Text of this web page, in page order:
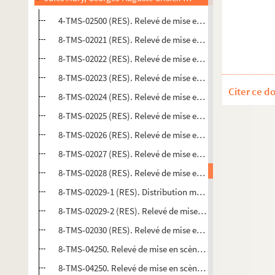
4-TMS-02500 (RES). Relevé de mise en scène. 1
8-TMS-02021 (RES). Relevé de mise en scène. 2
8-TMS-02022 (RES). Relevé de mise en scène. 3
8-TMS-02023 (RES). Relevé de mise en scène. 4. Mise en
8-TMS-02024 (RES). Relevé de mise en scène. 5
8-TMS-02025 (RES). Relevé de mise en scène. 6. Mise en
8-TMS-02026 (RES). Relevé de mise en scène. 7
8-TMS-02027 (RES). Relevé de mise en scène. 8
8-TMS-02028 (RES). Relevé de mise en scène. 9
8-TMS-02029-1 (RES). Distribution manuscrite de la pièce
8-TMS-02029-2 (RES). Relevé de mise en scène. 10
8-TMS-02030 (RES). Relevé de mise en scène. 11
8-TMS-04250. Relevé de mise en scène. 12
8-TMS-04250. Relevé de mise en scène. 13
Citer ce